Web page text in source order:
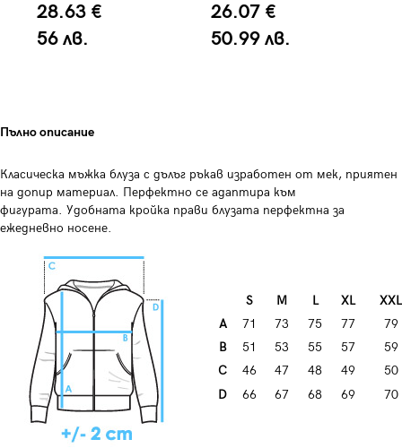
28.63 €
56 лв.
26.07 €
50.99 лв.
Пълно описание
Класическа мъжка блуза с дълъг ръкав изработен от мек, приятен
на допир материал. Перфектно се адаптира към
фигурата. Удобната кройка прави блузата перфектна за
ежедневно носене.
S М L XL
XXL
А
71 73 75 77
79
B
51 53 55 57
59
C
46 47 48 49
50
D
66 67 68 69 70